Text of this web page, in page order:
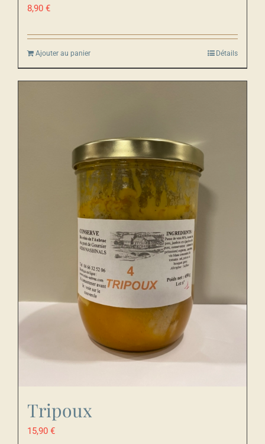
8,90 €
Ajouter au panier Détails
Tripoux
15,90 €